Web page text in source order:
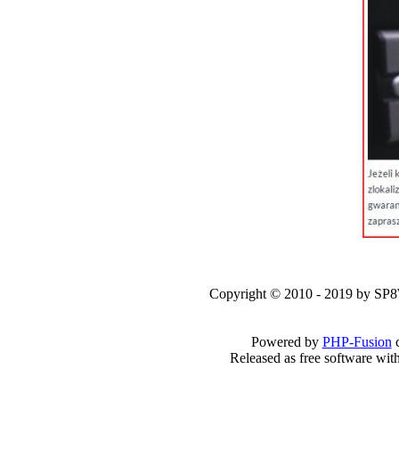
Copyright © 2010 - 2019 by
Powered by PHP-Fusion
Released as free software